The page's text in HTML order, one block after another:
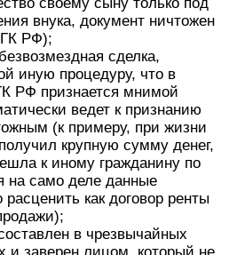
внука, документ ничтожен
ГК РФ);
сделка,
иную процедуру, что в
РФ признается мнимой
ведет к признанию
(к примеру, при жизни
крупную сумму денег,
к иному гражданину по
на само деле данные
как договор ренты
в чрезвычайных